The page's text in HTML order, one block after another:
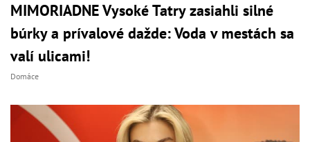
MIMORIADNE Vysoké Tatry zasiahli silné
búrky a prívalové dažde: Voda v mestách sa
valí ulicami!
Domáce